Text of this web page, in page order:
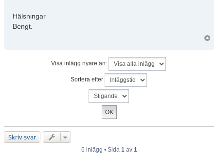
Hälsningar
Bengt.
Visa inlägg nyare än:
Sortera efter
Skriv svar
6 inlägg • Sida 1av 1